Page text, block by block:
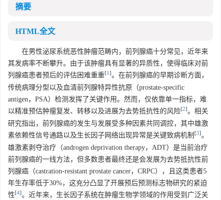
摘要
HTML全文
在男性泌尿系统恶性肿瘤范畴内，前列腺癌十分常见，近年来
其发病率不断攀升。由于该肿瘤具有显著的异质性，使得临床对前
列腺癌患者预后的评估困难重重[1 ]。在前列腺癌的早期诊断方面，
传统病理分型以及血清前列腺特异性抗原（prostate-specific
antigen，PSA）检测发挥了关键作用。然而，仅依靠单一指标，难
以精准预估肿瘤复发、转移以及进展为去势抵抗性的风险[2]。相关
研究指出，前列腺癌的发生与发展受多种因素共同调控，其中雄激
素依赖性信号通路以及生长因子网络出现异常是关键致病机制 [3]。
雄激素剥夺治疗（androgen deprivation therapy，ADT）是当前治疗
前列腺癌的一线方法，但多数患者最终还是会发展为去势抵抗性前
列腺癌（castration-resistant prostate cancer，CRPC），且这类患者5
年生存率低于30%，这充分凸显了开展预后预测标志物研究的紧迫
性[4]。近年来，生长因子系统在肿瘤生物学领域的作用受到广泛关